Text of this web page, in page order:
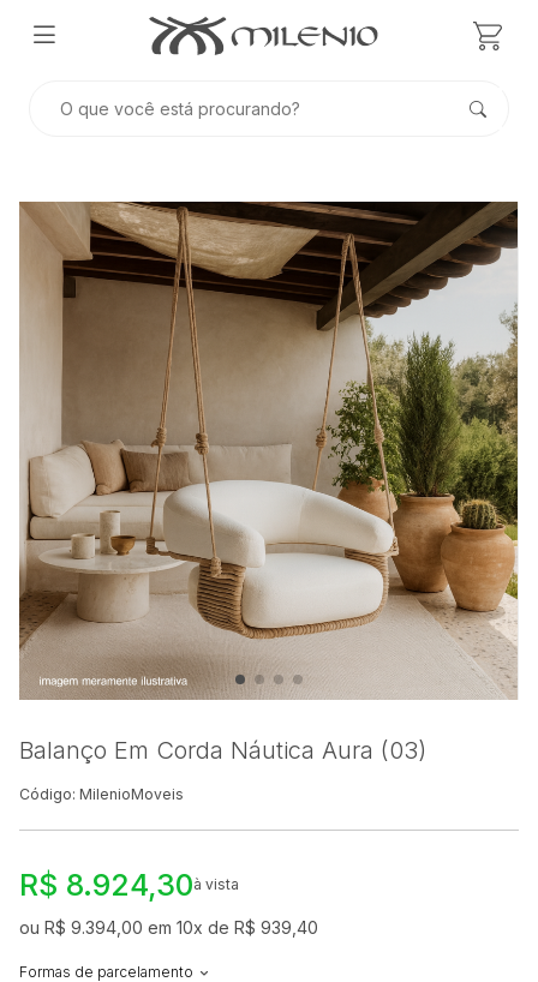
Balanço Em Corda Náutica Aura (03)
Código: MilenioMoveis
R$ 8.924,30à vista
ou R$ 9.394,00 em 10x de R$ 939,40
Formas de parcelamento